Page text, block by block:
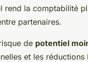
rend la comptabilité
partenaires.
de potentiel
et les